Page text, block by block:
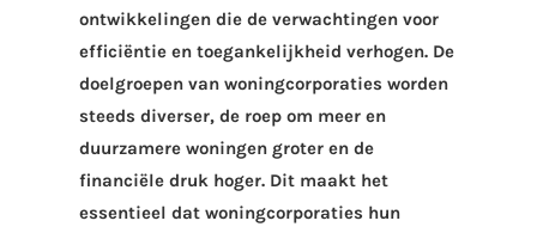
ontwikkelingen die de verwachtingen voor
efficiëntie en toegankelijkheid verhogen. De
doelgroepen van woningcorporaties worden
steeds diverser, de roep om meer en
duurzamere woningen groter en de
financiële druk hoger. Dit maakt het
essentieel dat woningcorporaties hun